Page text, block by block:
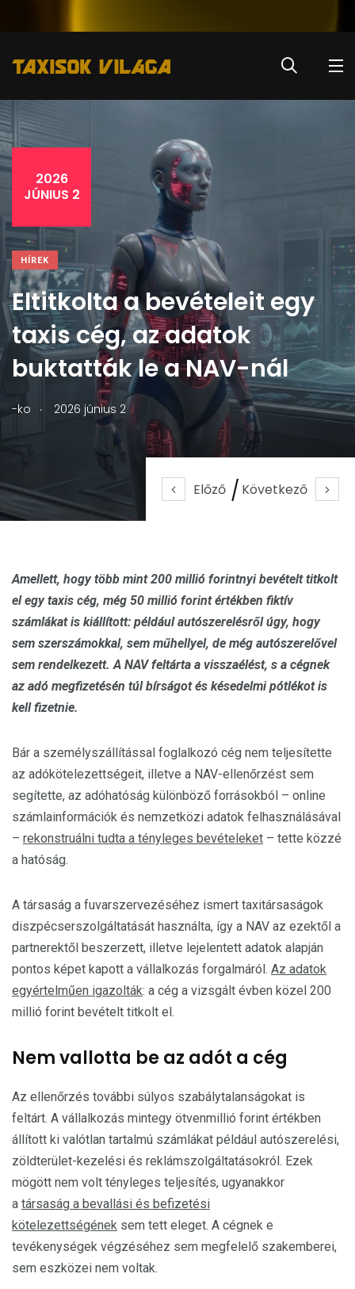
Előző Következő
2026
JÚNIUS 2
HÍREK
Eltitkolta a bevételeit egy
taxis cég, az adatok
buktatták le a NAV-nál
-ko . 2026 június 2
Amellett, hogy több mint 200 millió forintnyi bevételt titkolt
el egy taxis cég, még 50 millió forint értékben fiktív
számlákat is kiállított: például autószerelésről úgy, hogy
sem szerszámokkal, sem műhellyel, de még autószerelővel
sem rendelkezett. A NAV feltárta a visszaélést, s a cégnek
az adó megfizetésén túl bírságot és késedelmi pótlékot is
kell fizetnie.
Bár a személyszállítással foglalkozó cég nem teljesítette
az adókötelezettségeit, illetve a NAV-ellenőrzést sem
segítette, az adóhatóság különböző forrásokból – online
számlainformációk és nemzetközi adatok felhasználásával
– rekonstruálni tudta a tényleges bevételeket – tette közzé
a hatóság.
A társaság a fuvarszervezéséhez ismert taxitársaságok
diszpécserszolgáltatását használta, így a NAV az ezektől a
partnerektől beszerzett, illetve lejelentett adatok alapján
pontos képet kapott a vállalkozás forgalmáról. Az adatok
egyértelműen igazolták: a cég a vizsgált évben közel 200
millió forint bevételt titkolt el.
Nem vallotta be az adót a cég
Az ellenőrzés további súlyos szabálytalanságokat is
feltárt. A vállalkozás mintegy ötvenmillió forint értékben
állított ki valótlan tartalmú számlákat például autószerelési,
zöldterület-kezelési és reklámszolgáltatásokról. Ezek
mögött nem volt tényleges teljesítés, ugyanakkor
a társaság a bevallási és befizetési
kötelezettségének sem tett eleget. A cégnek e
tevékenységek végzéséhez sem megfelelő szakemberei,
sem eszközei nem voltak.